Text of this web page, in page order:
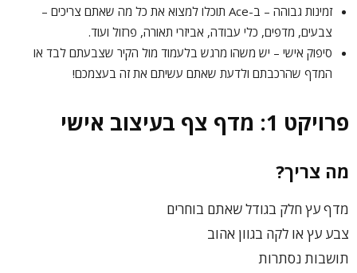
זמינות גבוהה – ב-Ace תוכלו למצוא את כל מה שאתם צריכים –
צבעים, מדפים, כלי עבודה, אביזרי תאורה, פרזול ועוד.
סיפוק אישי – יש משהו מרגש בלעמוד מול הקיר שצבעתם לבד או
המדף שהרכבתם ולדעת שאתם עשיתם את זה בעצמכם!
פרויקט 1: מדף צף בעיצוב אישי
מה צריך?
מדף עץ חלק בגודל שאתם בוחרים
צבע עץ או לקה בגוון אהוב
תושבות נסתרות